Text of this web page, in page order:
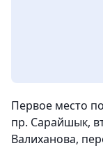
Первое место
пр. Сарайшык,
Валиханова,